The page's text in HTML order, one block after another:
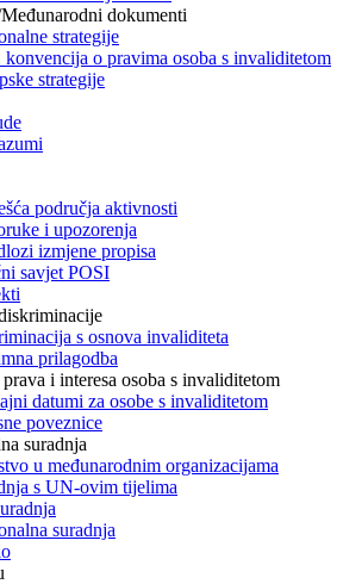
dokumenti
strategije
konvencija o pravima osoba s invaliditetom
strategije
područja aktivnosti
i upozorenja
izmjene propisa
savjet POSI
s osnova invaliditeta
prilagodba
i interesa osoba s invaliditetom
datumi za osobe s invaliditetom
poveznice
suradnja
u međunarodnim organizacijama
s UN-ovim tijelima
suradnja